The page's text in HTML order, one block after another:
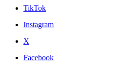
TikTok
Instagram
X
Facebook